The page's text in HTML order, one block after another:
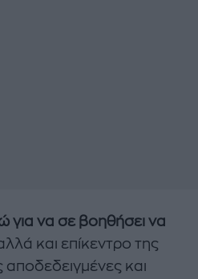
για να σε βοηθήσει να
και επίκεντρο της
και